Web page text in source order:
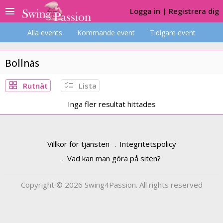
Logga in | Registrera dig
menu
Alla events Kommande event Tidigare event
Bollnäs
grid_view Rutnät checklist Lista
Inga fler resultat hittades
Villkor för tjänsten
Integritetspolicy
Vad kan man göra på siten?
Copyright © 2026 Swing4Passion. All rights reserved